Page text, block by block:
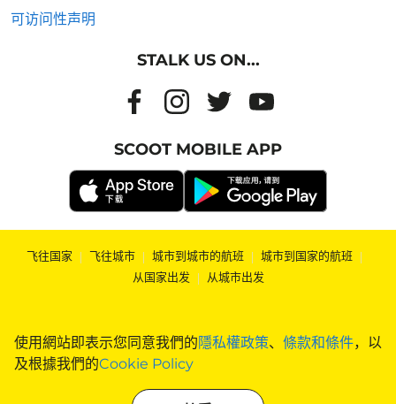
使用網站即表示您同意我們的隱私權政策、 條款和條件，以
及根據我們的Cookie Policy
可访问性声明
STALK US ON...
SCOOT MOBILE APP
飞往国家 | 飞往城市 | 城市到城市的航班 | 城市到国家的航班 |
从国家出发 | 从城市出发